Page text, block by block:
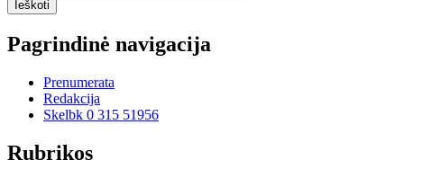
Pagrindinė navigacija
Prenumerata
Redakcija
Skelbk 0 315 51956
Rubrikos